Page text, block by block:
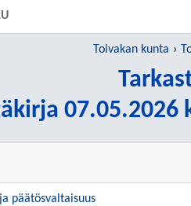
Toivakan kunta
07.05.2026
päätösvaltaisuus